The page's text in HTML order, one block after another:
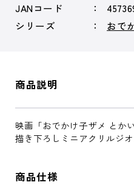
JANコード
シリーズ
おで
商品説明
映画「おでかけ子ザメ とか
描き下ろしミニアクリルジオ
商品仕様